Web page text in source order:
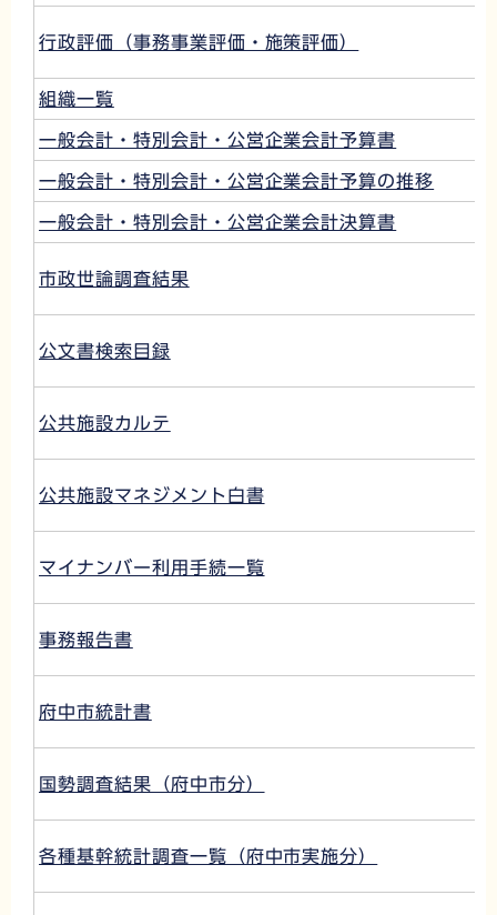
行政評価（事務事業評価・施策評価）
組織一覧
一般会計・特別会計・公営企業会計予算書
一般会計・特別会計・公営企業会計予算の推移
一般会計・特別会計・公営企業会計決算書
市政世論調査結果
公文書検索目録
公共施設カルテ
公共施設マネジメント白書
マイナンバー利用手続一覧
事務報告書
府中市統計書
国勢調査結果（府中市分）
各種基幹統計調査一覧（府中市実施分）